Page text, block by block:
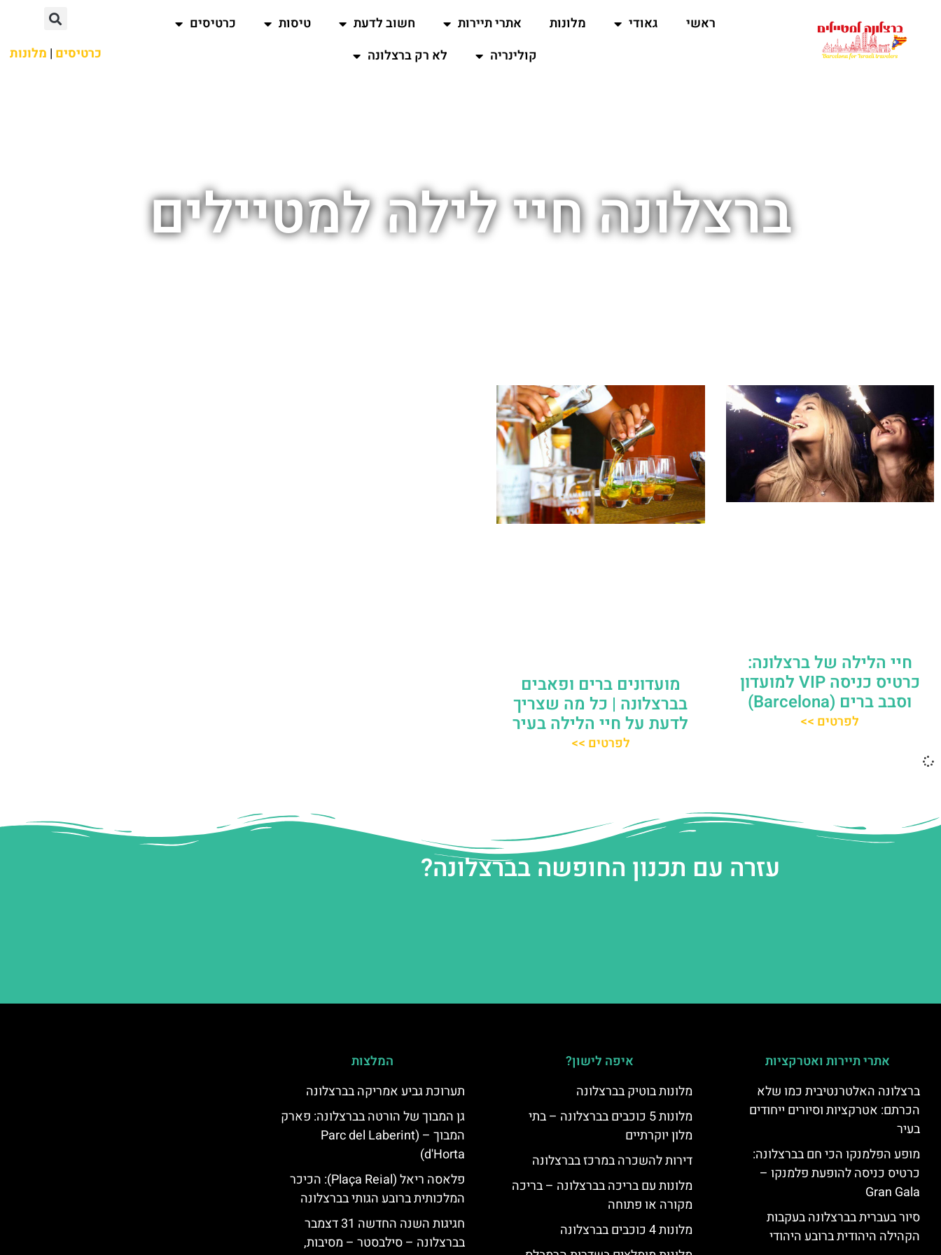
ראשי גאודי מלונות אתרי תיירות חשוב לדעת טיסות
כרטיסים
קולינריה
לא רק ברצלונה כרטיסים | מלונות
ברצלונה חיי לילה למטיילים
חיי הלילה של ברצלונה:
כרטיס כניסה VIP למועדון
וסבב ברים (Barcelona)
לפרטים >>
מועדונים ברים ופאבים
בברצלונה | כל מה שצריך
לדעת על חיי הלילה בעיר
לפרטים >>
עזרה עם תכנון החופשה בברצלונה?
אתרי תיירות ואטרקציות
ברצלונה האלטרנטיבית כמו שלא
הכרתם: אטרקציות וסיורים ייחודים
בעיר
מופע הפלמנקו הכי חם בברצלונה:
כרטיס כניסה להופעת פלמנקו –
Gran Gala
סיור בעברית בברצלונה בעקבות
הקהילה היהודית ברובע היהודי
איפה לישון?
מלונות בוטיק בברצלונה
מלונות 5 כוכבים בברצלונה – בתי
מלון יוקרתיים
דירות להשכרה במרכז בברצלונה
מלונות עם בריכה בברצלונה – בריכה
מקורה או פתוחה
מלונות 4 כוכבים בברצלונה
המלצות
תערוכת גביע אמריקה בברצלונה
גן המבוך של הורטה בברצלונה: פארק
המבוך – (Parc del Laberint
d'Horta)
פלאסה ריאל (Plaça Reial): הכיכר
המלכותית ברובע הגותי בברצלונה
חגיגות השנה החדשה 31 דצמבר
בברצלונה – סילבסטר – מסיבות,